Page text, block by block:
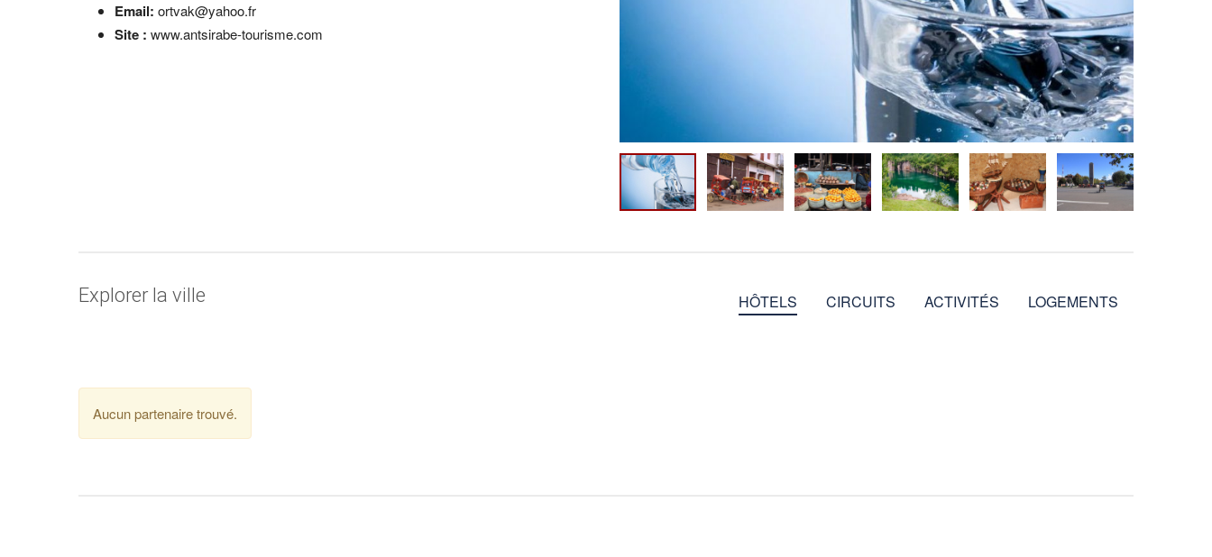
Email: ortvak@yahoo.fr
Site : www.antsirabe-tourisme.com
Explorer la ville HÔTELS CIRCUITS ACTIVITÉS LOGEMENTS
Aucun partenaire trouvé.